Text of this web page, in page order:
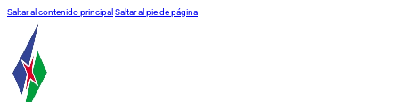
Saltar al contenido principal Saltar al pie de página